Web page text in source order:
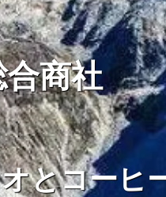
商社
とコーヒ